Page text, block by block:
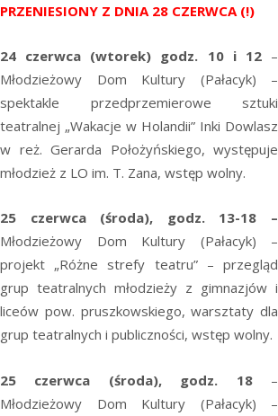
PRZENIESIONY Z DNIA 28 CZERWCA (!)
24 czerwca (wtorek) godz. 10 i 12 –
Młodzieżowy Dom Kultury (Pałacyk) –
spektakle przedprzemierowe sztuki
teatralnej „Wakacje w Holandii” Inki Dowlasz
w reż. Gerarda Położyńskiego, występuje
młodzież z LO im. T. Zana, wstęp wolny.
25 czerwca (środa), godz. 13-18 –
Młodzieżowy Dom Kultury (Pałacyk) –
projekt „Różne strefy teatru” – przegląd
grup teatralnych młodzieży z gimnazjów i
liceów pow. pruszkowskiego, warsztaty dla
grup teatralnych i publiczności, wstęp wolny.
25 czerwca (środa), godz. 18 –
Młodzieżowy Dom Kultury (Pałacyk) –